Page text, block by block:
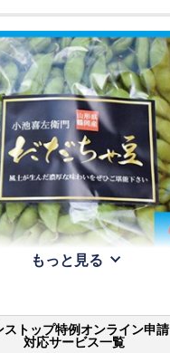
もっと見る
ストップ特例オンライン申請
対応サービス一覧